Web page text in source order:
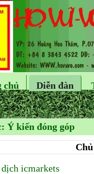
chủ Diễn đàn
Ý kiến đóng góp
dịch icmarkets